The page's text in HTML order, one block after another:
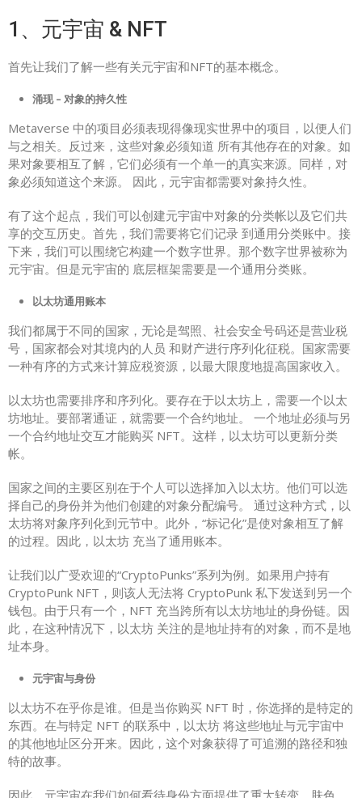
1、元宇宙 & NFT
首先让我们了解一些有关元宇宙和NFT的基本概念。
涌现 – 对象的持久性
Metaverse 中的项目必须表现得像现实世界中的项目，以便人们
与之相关。反过来，这些对象必须知道 所有其他存在的对象。如
果对象要相互了解，它们必须有一个单一的真实来源。同样，对
象必须知道这个来源。 因此，元宇宙都需要对象持久性。
有了这个起点，我们可以创建元宇宙中对象的分类帐以及它们共
享的交互历史。首先，我们需要将它们记录 到通用分类账中。接
下来，我们可以围绕它构建一个数字世界。那个数字世界被称为
元宇宙。但是元宇宙的 底层框架需要是一个通用分类账。
以太坊通用账本
我们都属于不同的国家，无论是驾照、社会安全号码还是营业税
号，国家都会对其境内的人员 和财产进行序列化征税。国家需要
一种有序的方式来计算应税资源，以最大限度地提高国家收入。
以太坊也需要排序和序列化。要存在于以太坊上，需要一个以太
坊地址。要部署通证，就需要一个合约地址。 一个地址必须与另
一个合约地址交互才能购买 NFT。这样，以太坊可以更新分类
帐。
国家之间的主要区别在于个人可以选择加入以太坊。他们可以选
择自己的身份并为他们创建的对象分配编号。 通过这种方式，以
太坊将对象序列化到元节中。此外，“标记化”是使对象相互了解
的过程。因此，以太坊 充当了通用账本。
让我们以广受欢迎的“CryptoPunks”系列为例。如果用户持有
CryptoPunk NFT，则该人无法将 CryptoPunk 私下发送到另一个
钱包。由于只有一个，NFT 充当跨所有以太坊地址的身份链。因
此，在这种情况下，以太坊 关注的是地址持有的对象，而不是地
址本身。
元宇宙与身份
以太坊不在乎你是谁。但是当你购买 NFT 时，你选择的是特定的
东西。在与特定 NFT 的联系中，以太坊 将这些地址与元宇宙中
的其他地址区分开来。因此，这个对象获得了可追溯的路径和独
特的故事。